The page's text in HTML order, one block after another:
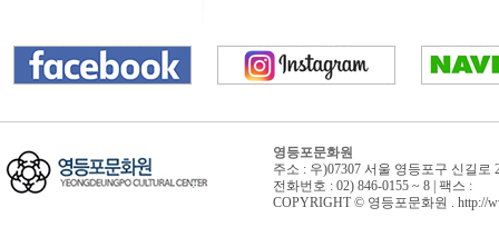
영등포문화원
주소 : 우)07307 서울 영등포구 신길
전화번호 : 02) 846-0155 ~ 8 | 팩스 :
COPYRIGHT © 영등포문화원 . http://